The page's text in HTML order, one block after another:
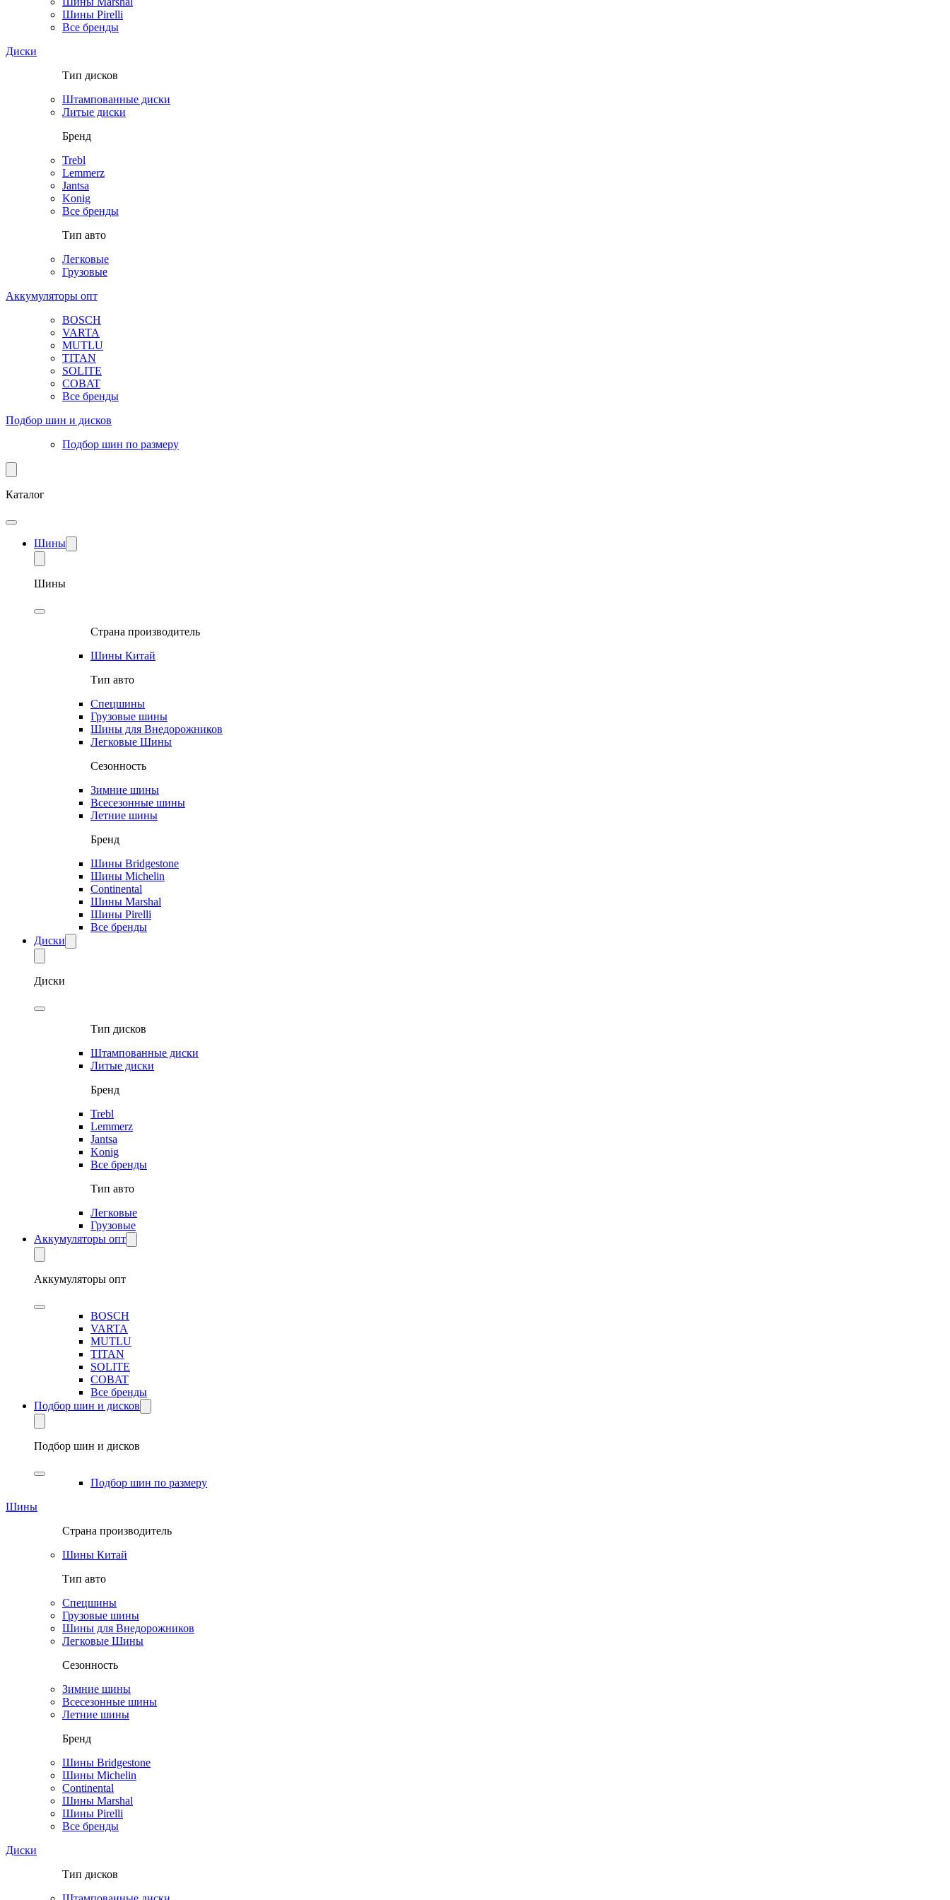
Шины Pirelli
Все бренды
Диски
Тип дисков
Штампованные диски
Литые диски
Бренд
Trebl
Lemmerz
Jantsa
Konig
Все бренды
Тип авто
Легковые
Грузовые
Аккумуляторы опт
BOSCH
VARTA
MUTLU
TITAN
SOLITE
COBAT
Все бренды
Подбор шин и дисков
Подбор шин по размеру
Каталог
Шины
Шины
Страна производитель
Шины Китай
Тип авто
Спецшины
Грузовые шины
Шины для Внедорожников
Легковые Шины
Сезонность
Зимние шины
Всесезонные шины
Летние шины
Бренд
Шины Bridgestone
Шины Michelin
Continental
Шины Marshal
Шины Pirelli
Все бренды
Диски
Диски
Тип дисков
Штампованные диски
Литые диски
Бренд
Trebl
Lemmerz
Jantsa
Konig
Все бренды
Тип авто
Легковые
Грузовые
Аккумуляторы опт
Аккумуляторы опт
BOSCH
VARTA
MUTLU
TITAN
SOLITE
COBAT
Все бренды
Подбор шин и дисков
Подбор шин и дисков
Подбор шин по размеру
Шины
Страна производитель
Шины Китай
Тип авто
Спецшины
Грузовые шины
Шины для Внедорожников
Легковые Шины
Сезонность
Зимние шины
Всесезонные шины
Летние шины
Бренд
Шины Bridgestone
Шины Michelin
Continental
Шины Marshal
Шины Pirelli
Все бренды
Диски
Тип дисков